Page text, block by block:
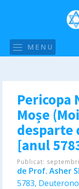
MENU
Pericopa
Moșe
desparte
[anul
Publicat:
de Prof. Asher
5783,